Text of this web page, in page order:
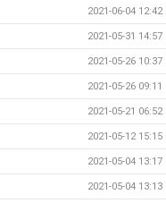
2021-06-04 12:42
2021-05-31 14:57
2021-05-26 10:37
2021-05-26 09:11
2021-05-21 06:52
2021-05-12 15:15
2021-05-04 13:17
2021-05-04 13:13